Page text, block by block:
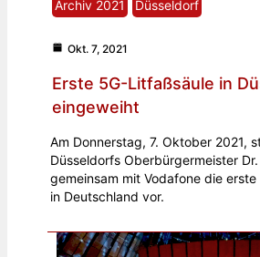
Archiv 2021 Düsseldorf
Okt. 7, 2021
Erste 5G-Litfaßsäule in
eingeweiht
Am Donnerstag, 7. Oktober 2021,
Düsseldorfs Oberbürgermeister
gemeinsam mit Vodafone die
in Deutschland vor.